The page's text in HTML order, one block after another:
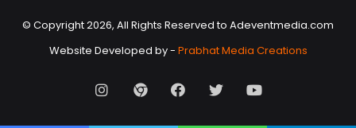
© Copyright 2026, All Rights Reserved to Adeventmedia.com
Website Developed by - Prabhat Media Creations
Instagram
AD
Facebook
X Youtube